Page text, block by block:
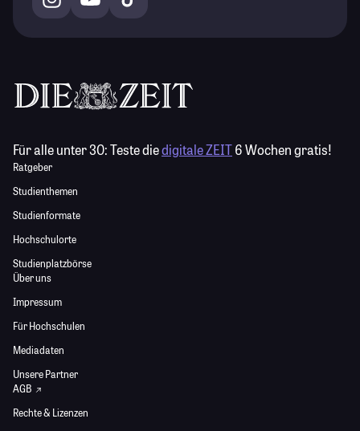
Für alle unter 30:Teste diedigitale ZEIT6 Wochen gratis!
Ratgeber
Studienthemen
Studienformate
Hochschulorte
Studienplatzbörse
Über uns
Impressum
Für Hochschulen
Mediadaten
Unsere Partner
AGB
Rechte & Lizenzen